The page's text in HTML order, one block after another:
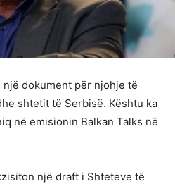
dokument për njohje të
shtetit të Serbisë. Kështu ka
në emisionin Balkan Talks në
një draft i Shteteve të